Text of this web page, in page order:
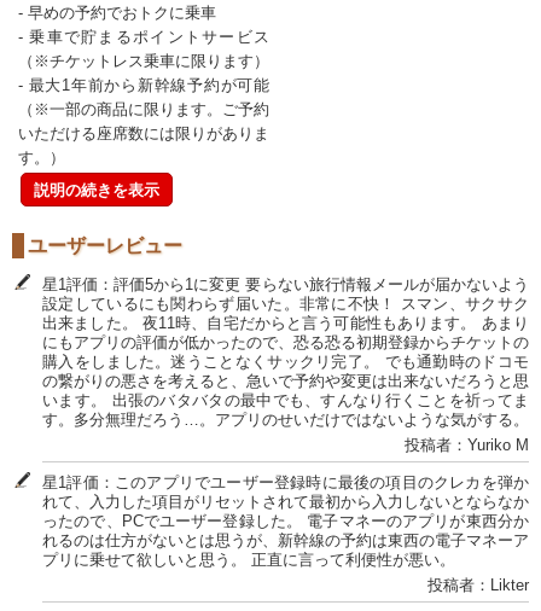
- 早めの予約でおトクに乗車
- 乗車で貯まるポイントサービス
（※チケットレス乗車に限ります）
- 最大1年前から新幹線予約が可能
（※一部の商品に限ります。ご予約
いただける座席数には限りがありま
す。）
説明の続きを表示
ユーザーレビュー
星1評価：評価5から1に変更 要らない旅行情報メールが届かないよう
設定しているにも関わらず届いた。非常に不快！ スマン、サクサク
出来ました。 夜11時、自宅だからと言う可能性もあります。 あまり
にもアプリの評価が低かったので、恐る恐る初期登録からチケットの
購入をしました。迷うことなくサックリ完了。 でも通勤時のドコモ
の繋がりの悪さを考えると、急いで予約や変更は出来ないだろうと思
います。 出張のバタバタの最中でも、すんなり行くことを祈ってま
す。多分無理だろう…。アプリのせいだけではないような気がする。
投稿者：Yuriko M
星1評価：このアプリでユーザー登録時に最後の項目のクレカを弾か
れて、入力した項目がリセットされて最初から入力しないとならなか
ったので、PCでユーザー登録した。 電子マネーのアプリが東西分か
れるのは仕方がないとは思うが、新幹線の予約は東西の電子マネーア
プリに乗せて欲しいと思う。 正直に言って利便性が悪い。
投稿者：Likter